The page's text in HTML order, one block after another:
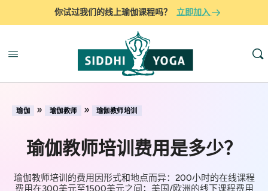
你试过我们的线上瑜伽课程吗？ 立即加入
瑜伽 » 瑜伽教师 » 瑜伽教师培训
瑜伽教师培训费用是多少？
瑜伽教师培训的费用因形式和地点而异：200小时的在线课程
费用在300美元至1500美元之间；美国/欧洲的线下课程费用